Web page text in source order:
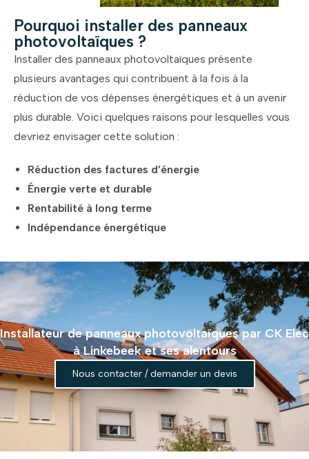
Pourquoi installer des panneaux
photovoltaïques ?
Installer des panneaux photovoltaïques présente
plusieurs avantages qui contribuent à la fois à la
réduction de vos dépenses énergétiques et à un avenir
plus durable. Voici quelques raisons pour lesquelles vous
devriez envisager cette solution :
Réduction des factures d’énergie
Énergie verte et durable
Rentabilité à long terme
Indépendance énergétique
Installateur de panneaux photovoltaïques par CK Elec
à Linkebeek et ses alentours
Nous contacter / demander un devis